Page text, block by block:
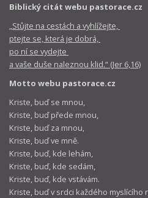
Biblický citát webu pastorace.cz
„Stůjte na cestách a vyhlížejte,
ptejte se, která je dobrá,
po ní se vydejte
a vaše duše naleznou klid.“ (Jer 6,16)
Motto webu pastorace.cz
Kriste, buď se mnou,
Kriste, buď přede mnou,
Kriste, buď za mnou,
Kriste, buď ve mně.
Kriste, buď, kde lehám,
Kriste, buď, kde sedám,
Kriste, buď, kde vstávám.
Kriste, buď v srdci každého myslícího